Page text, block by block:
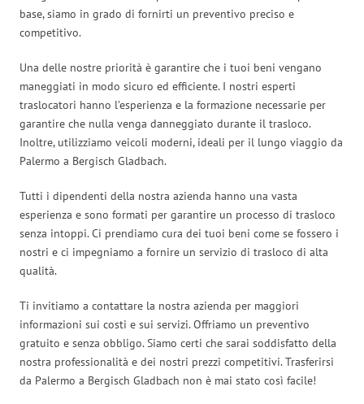
base, siamo in grado di fornirti un preventivo preciso e
competitivo.
Una delle nostre priorità è garantire che i tuoi beni vengano
maneggiati in modo sicuro ed efficiente. I nostri esperti
traslocatori hanno l’esperienza e la formazione necessarie per
garantire che nulla venga danneggiato durante il trasloco.
Inoltre, utilizziamo veicoli moderni, ideali per il lungo viaggio da
Palermo a Bergisch Gladbach.
Tutti i dipendenti della nostra azienda hanno una vasta
esperienza e sono formati per garantire un processo di trasloco
senza intoppi. Ci prendiamo cura dei tuoi beni come se fossero i
nostri e ci impegniamo a fornire un servizio di trasloco di alta
qualità.
Ti invitiamo a contattare la nostra azienda per maggiori
informazioni sui costi e sui servizi. Offriamo un preventivo
gratuito e senza obbligo. Siamo certi che sarai soddisfatto della
nostra professionalità e dei nostri prezzi competitivi. Trasferirsi
da Palermo a Bergisch Gladbach non è mai stato così facile!